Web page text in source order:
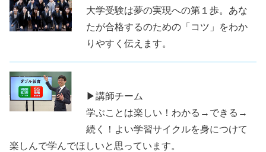
大学受験は夢の実現への第１歩。あな
たが合格するのための「コツ」をわか
りやすく伝えます。
▶講師チーム
学ぶことは楽しい！わかる→できる→
続く！よい学習サイクルを身につけて
楽しんで学んでほしいと思っています。